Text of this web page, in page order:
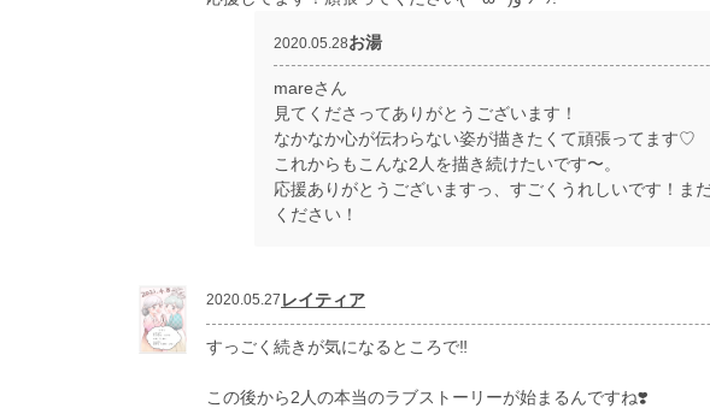
2020.05.28お湯
mareさん
見てくださってありがとうございます！
なかなか心が伝わらない姿が描きたくて頑張ってます♡
これからもこんな2人を描き続けたいです〜。
応援ありがとうございますっ、すごくうれしいです！ま
ください！
2020.05.27 レイティア
すっごく続きが気になるところで‼︎
この後から2人の本当のラブストーリーが始まるんですね❣️